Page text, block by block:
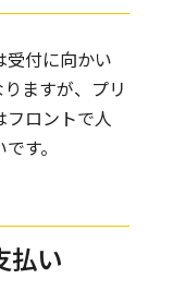
受付に向かい
ますが、プリ
フロントで人
す。
払い